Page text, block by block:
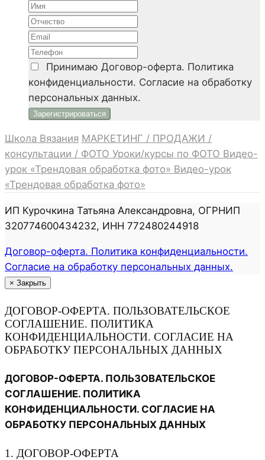
Принимаю Договор-оферта. Политика
конфиденциальности. Согласие на обработку
персональных данных.
Школа Вязания МАРКЕТИНГ / ПРОДАЖИ /
консультации / ФОТО Уроки/курсы по ФОТО Видео-
урок «Трендовая обработка фото» Видео-урок
«Трендовая обработка фото»
ИП Курочкина Татьяна Александровна, ОГРНИП
320774600434232, ИНН 772480244918
Договор-оферта. Политика конфиденциальности.
Согласие на обработку персональных данных.
× Закрыть
ДОГОВОР-ОФЕРТА. ПОЛЬЗОВАТЕЛЬСКОЕ
СОГЛАШЕНИЕ. ПОЛИТИКА
КОНФИДЕНЦИАЛЬНОСТИ. СОГЛАСИЕ НА
ОБРАБОТКУ ПЕРСОНАЛЬНЫХ ДАННЫХ
ДОГОВОР-ОФЕРТА. ПОЛЬЗОВАТЕЛЬСКОЕ
СОГЛАШЕНИЕ. ПОЛИТИКА
КОНФИДЕНЦИАЛЬНОСТИ. СОГЛАСИЕ НА
ОБРАБОТКУ ПЕРСОНАЛЬНЫХ ДАННЫХ
1. ДОГОВОР-ОФЕРТА